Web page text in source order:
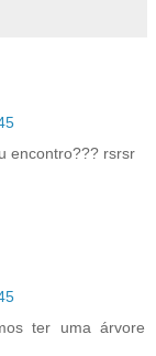
encontro??? rsrsr
ter uma árvore